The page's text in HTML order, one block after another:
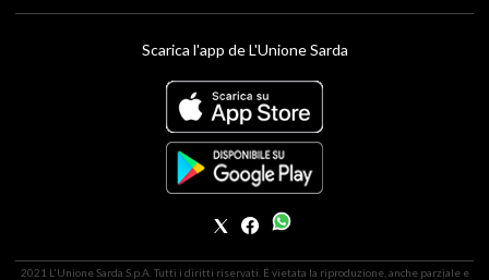
Scarica l'app de L'Unione Sarda
2021 L'Unione Sarda S.p.A. Tutti i diritti riservati. É vietata la riproduzione, anche parziale e